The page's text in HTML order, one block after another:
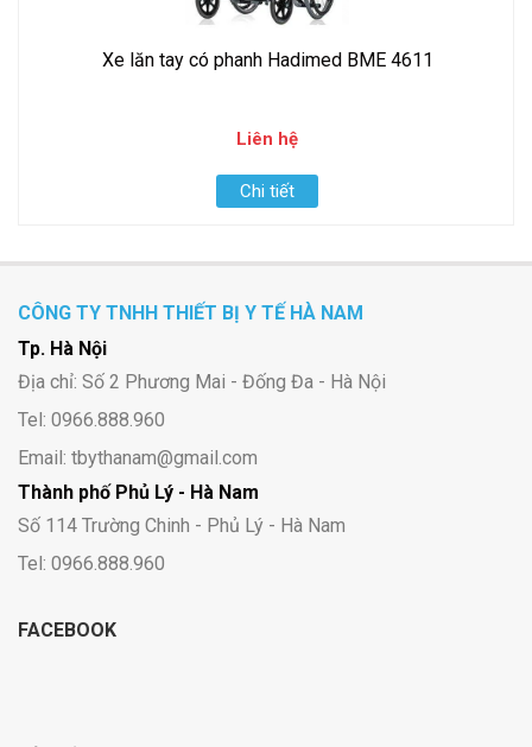
​​​​​​​Xe lăn tay có phanh Hadimed BME 4611
Liên hệ
Chi tiết
CÔNG TY TNHH THIẾT BỊ Y TẾ HÀ NAM
Tp. Hà Nội
Địa chỉ: Số 2 Phương Mai - Đống Đa - Hà Nội
Tel: 0966.888.960
Email: tbythanam@gmail.com
Thành phố Phủ Lý - Hà Nam
Số 114 Trường Chinh - Phủ Lý - Hà Nam
Tel: 0966.888.960
FACEBOOK